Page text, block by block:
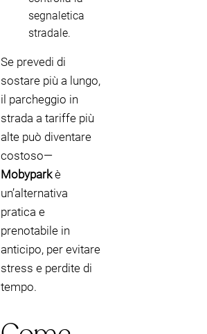
segnaletica
stradale.
Se prevedi di
sostare più a lungo,
il parcheggio in
strada a tariffe più
alte può diventare
costoso—
Mobyparkè
un’alternativa
pratica e
prenotabile in
anticipo, per evitare
stress e perdite di
tempo.